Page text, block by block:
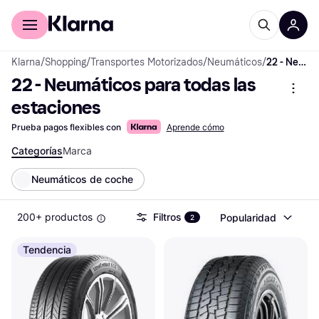
Comprar con Klarna
Klarna/Shopping/Transportes Motorizados/Neumáticos/ 22 - Neumáticos para todas las estaciones
22 - Neumáticos para todas las
estaciones
Prueba pagos flexibles con Aprende cómo
CategoríasMarca
Neumáticos de coche
200+ productos Filtros 2 Popularidad
Tendencia